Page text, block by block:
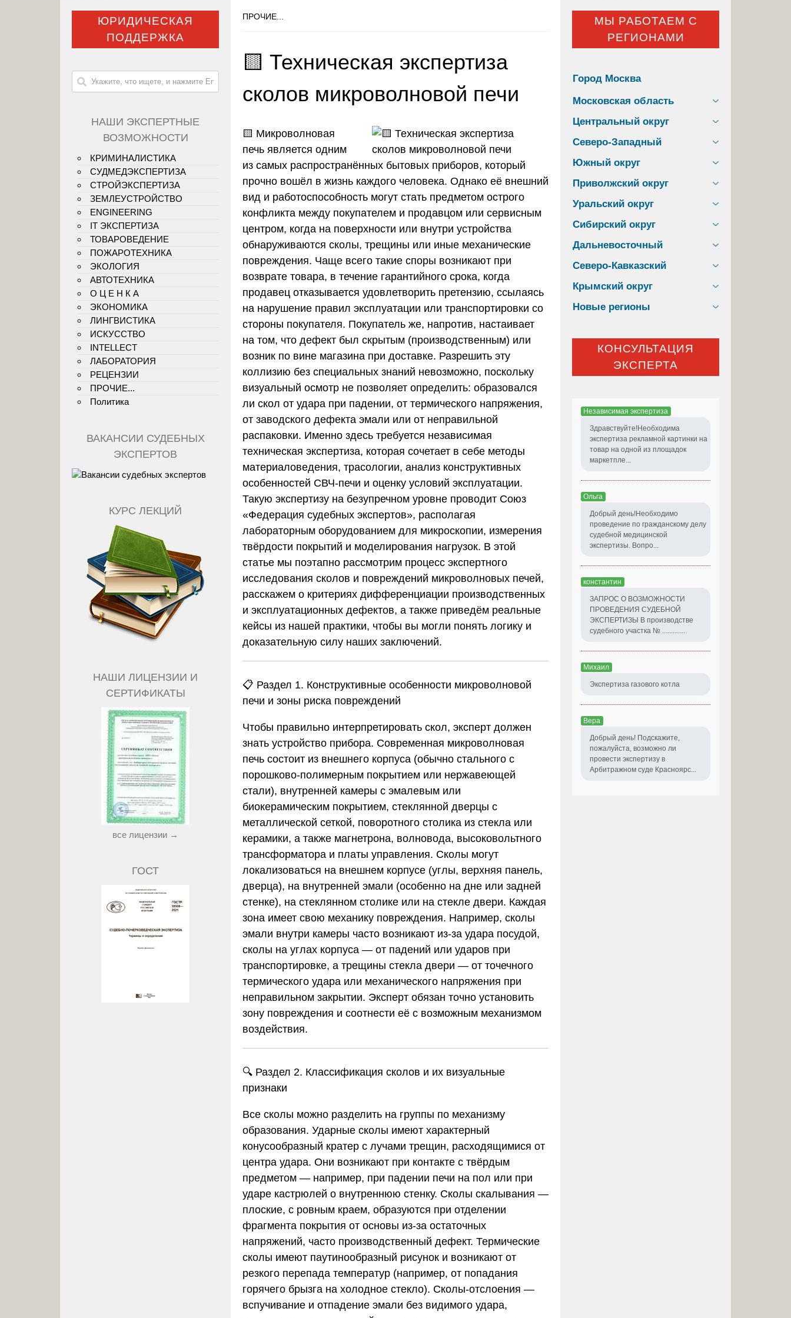
ПРОЧИЕ...
🟨 Техническая экспертиза
сколов микроволновой печи
🟨 Микроволновая
печь является одним
из самых распространённых бытовых приборов, который
прочно вошёл в жизнь каждого человека. Однако её внешний
вид и работоспособность могут стать предметом острого
конфликта между покупателем и продавцом или сервисным
центром, когда на поверхности или внутри устройства
обнаруживаются сколы, трещины или иные механические
повреждения. Чаще всего такие споры возникают при
возврате товара, в течение гарантийного срока, когда
продавец отказывается удовлетворить претензию, ссылаясь
на нарушение правил эксплуатации или транспортировки со
стороны покупателя. Покупатель же, напротив, настаивает
на том, что дефект был скрытым (производственным) или
возник по вине магазина при доставке. Разрешить эту
коллизию без специальных знаний невозможно, поскольку
визуальный осмотр не позволяет определить: образовался
ли скол от удара при падении, от термического напряжения,
от заводского дефекта эмали или от неправильной
распаковки. Именно здесь требуется независимая
техническая экспертиза, которая сочетает в себе методы
материаловедения, трасологии, анализ конструктивных
особенностей СВЧ-печи и оценку условий эксплуатации.
Такую экспертизу на безупречном уровне проводит Союз
«Федерация судебных экспертов», располагая
лабораторным оборудованием для микроскопии, измерения
твёрдости покрытий и моделирования нагрузок. В этой
статье мы поэтапно рассмотрим процесс экспертного
исследования сколов и повреждений микроволновых печей,
расскажем о критериях дифференциации производственных
и эксплуатационных дефектов, а также приведём реальные
кейсы из нашей практики, чтобы вы могли понять логику и
доказательную силу наших заключений.
📋 Раздел 1. Конструктивные особенности микроволновой
печи и зоны риска повреждений
Чтобы правильно интерпретировать скол, эксперт должен
знать устройство прибора. Современная микроволновая
печь состоит из внешнего корпуса (обычно стального с
порошково-полимерным покрытием или нержавеющей
стали), внутренней камеры с эмалевым или
биокерамическим покрытием, стеклянной дверцы с
металлической сеткой, поворотного столика из стекла или
керамики, а также магнетрона, волновода, высоковольтного
трансформатора и платы управления. Сколы могут
локализоваться на внешнем корпусе (углы, верхняя панель,
дверца), на внутренней эмали (особенно на дне или задней
стенке), на стеклянном столике или на стекле двери. Каждая
зона имеет свою механику повреждения. Например, сколы
эмали внутри камеры часто возникают из-за удара посудой,
сколы на углах корпуса — от падений или ударов при
транспортировке, а трещины стекла двери — от точечного
термического удара или механического напряжения при
неправильном закрытии. Эксперт обязан точно установить
зону повреждения и соотнести её с возможным механизмом
воздействия.
🔍 Раздел 2. Классификация сколов и их визуальные
признаки
Все сколы можно разделить на группы по механизму
образования. Ударные сколы имеют характерный
конусообразный кратер с лучами трещин, расходящимися от
центра удара. Они возникают при контакте с твёрдым
предметом — например, при падении печи на пол или при
ударе кастрюлей о внутреннюю стенку. Сколы скалывания —
плоские, с ровным краем, образуются при отделении
фрагмента покрытия от основы из-за остаточных
напряжений, часто производственный дефект. Термические
сколы имеют паутинообразный рисунок и возникают от
резкого перепада температур (например, от попадания
горячего брызга на холодное стекло). Сколы-отслоения —
вспучивание и отпадение эмали без видимого удара,
ЮРИДИЧЕСКАЯ
ПОДДЕРЖКА
НАШИ ЭКСПЕРТНЫЕ
ВОЗМОЖНОСТИ
КРИМИНАЛИСТИКА
СУДМЕДЭКСПЕРТИЗА
СТРОЙЭКСПЕРТИЗА
ЗЕМЛЕУСТРОЙСТВО
ENGINEERING
IT ЭКСПЕРТИЗА
ТОВАРОВЕДЕНИЕ
ПОЖАРОТЕХНИКА
ЭКОЛОГИЯ
АВТОТЕХНИКА
О Ц Е Н К А
ЭКОНОМИКА
ЛИНГВИСТИКА
ИСКУССТВО
INTELLECT
ЛАБОРАТОРИЯ
РЕЦЕНЗИИ
ПРОЧИЕ...
Политика
ВАКАНСИИ СУДЕБНЫХ
ЭКСПЕРТОВ
КУРС ЛЕКЦИЙ
НАШИ ЛИЦЕНЗИИ И
СЕРТИФИКАТЫ
все лицензии →
ГОСТ
МЫ РАБОТАЕМ С
РЕГИОНАМИ
Город Москва
Московская область
Центральный округ
Северо-Западный
Южный округ
Приволжский округ
Уральский округ
Сибирский округ
Дальневосточный
Северо-Кавказский
Крымский округ
Новые регионы
КОНСУЛЬТАЦИЯ
ЭКСПЕРТА
Независимая экспертиза
Здравствуйте!Необходима
экспертиза рекламной картинки на
товар на одной из площадок
маркетпле...
Ольга
Добрый день!Необходимо
проведение по гражданскому делу
судебной медицинской
экспертизы. Вопро...
константин
ЗАПРОС О ВОЗМОЖНОСТИ
ПРОВЕДЕНИЯ СУДЕБНОЙ
ЭКСПЕРТИЗЫ В производстве
судебного участка № .............
Михаил
Экспертиза газового котла
Вера
Добрый день! Подскажите,
пожалуйста, возможно ли
провести экспертизу в
Арбитражном суде Красноярс...